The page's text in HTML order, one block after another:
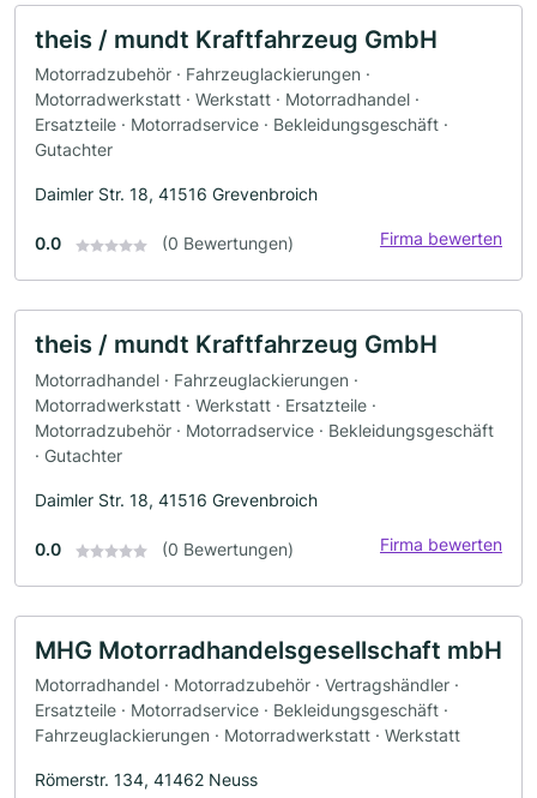
theis / mundt Kraftfahrzeug GmbH
Motorradzubehör · Fahrzeuglackierungen ·
Motorradwerkstatt · Werkstatt · Motorradhandel ·
Ersatzteile · Motorradservice · Bekleidungsgeschäft ·
Gutachter
Daimler Str. 18, 41516 Grevenbroich
0.0 (0 Bewertungen) Firma bewerten
theis / mundt Kraftfahrzeug GmbH
Motorradhandel · Fahrzeuglackierungen ·
Motorradwerkstatt · Werkstatt · Ersatzteile ·
Motorradzubehör · Motorradservice · Bekleidungsgeschäft
· Gutachter
Daimler Str. 18, 41516 Grevenbroich
0.0 (0 Bewertungen) Firma bewerten
MHG Motorradhandelsgesellschaft mbH
Motorradhandel · Motorradzubehör · Vertragshändler ·
Ersatzteile · Motorradservice · Bekleidungsgeschäft ·
Fahrzeuglackierungen · Motorradwerkstatt · Werkstatt
Römerstr. 134, 41462 Neuss